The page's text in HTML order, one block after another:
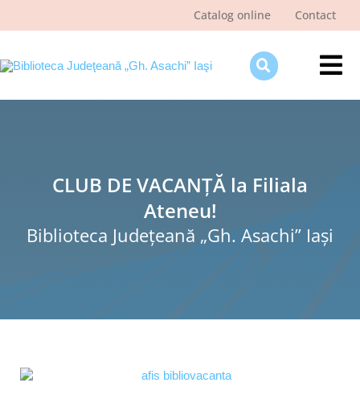
Catalog online Contact
Ştiri şi evenimente
Programe şi proiecte
Interes public
CLUB DE VACANȚĂ la Filiala
Ateneu!
Biblioteca Judeţeană „Gh. Asachi” Iaşi